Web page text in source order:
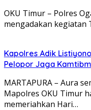
OKU Timur – Polres
mengadakan kegiatan
Kapolres Adik
Pelopor Jaga
MARTAPURA – Aura
Mapolres OKU Timur
memeriahkan Hari…